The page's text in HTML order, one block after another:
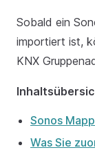
Sobald ein
importiert ist,
KNX
Sonos
Was Sie